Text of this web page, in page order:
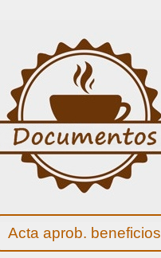
Acta aprob. beneficios